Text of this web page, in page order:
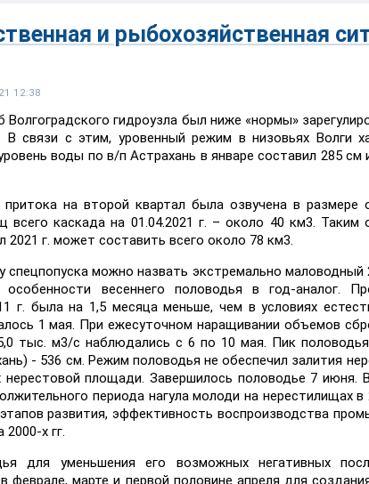
и рыбохозяйственная
12:38
гидроузла был ниже «нормы»
связи с этим, уровенный режим в низовьях Волги
воды по в/п Астрахань в январе составил 285
на второй квартал была озвучена в
всего каскада на 01.04.2021 г. – около 40 км3. Таким
2021 г. может составить всего около 78 км3.
можно назвать экстремально маловодный
весеннего половодья в год-аналог.
г. была на 1,5 месяца меньше, чем в условиях
1 мая. При ежесуточном наращивании объемов
тыс. м3/с наблюдались с 6 по 10 мая. Пик
- 536 см. Режим половодья не обеспечил залития
площади. Завершилось половодье 7 июня. В
периода нагула молоди на нерестилищах в
развития, эффективность воспроизводства
х гг.
для уменьшения его возможных негативных
марте и первой половине апреля для